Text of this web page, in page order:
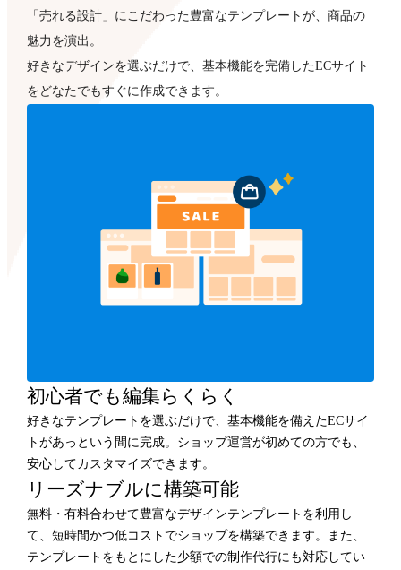
「売れる設計」にこだわった豊富なテンプレートが、商品の
魅力を演出。
好きなデザインを選ぶだけで、基本機能を完備したECサイト
をどなたでもすぐに作成できます。
初心者でも編集らくらく
好きなテンプレートを選ぶだけで、基本機能を備えたECサイ
トがあっという間に完成。ショップ運営が初めての方でも、
安心してカスタマイズできます。
リーズナブルに構築可能
無料・有料合わせて豊富なデザインテンプレートを利用し
て、短時間かつ低コストでショップを構築できます。また、
テンプレートをもとにした少額での制作代行にも対応してい